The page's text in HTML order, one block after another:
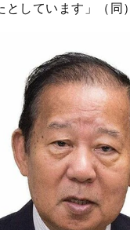
しています」（同）